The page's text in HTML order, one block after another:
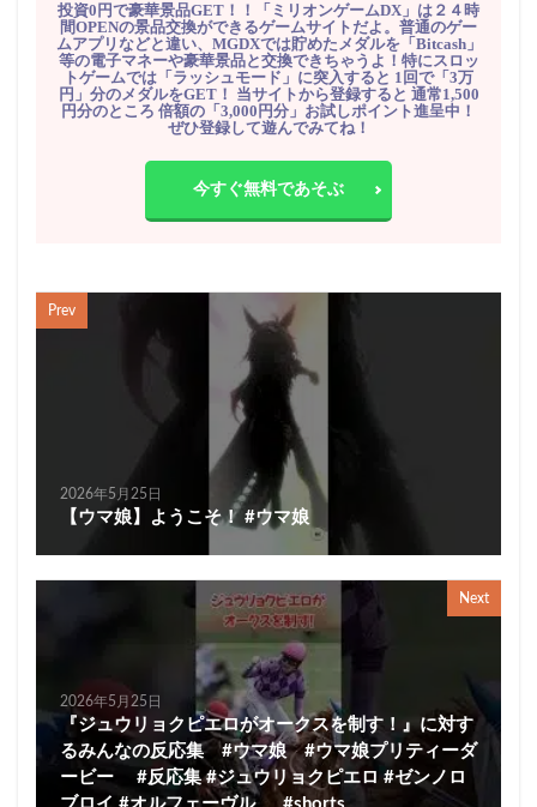
投資0円で豪華景品GET！！「ミリオンゲームDX」は２４時
間OPENの景品交換ができるゲームサイトだよ。普通のゲー
ムアプリなどと違い、MGDXでは貯めたメダルを「Bitcash」
等の電子マネーや豪華景品と交換できちゃうよ！特にスロッ
トゲームでは「ラッシュモード」に突入すると 1回で「3万
円」分のメダルをGET！ 当サイトから登録すると 通常1,500
円分のところ 倍額の「3,000円分」お試しポイント進呈中！
ぜひ登録して遊んでみてね！
今すぐ無料であそぶ
Prev
2026年5月25日
【ウマ娘】ようこそ！ #ウマ娘
Next
2026年5月25日
『ジュウリョクピエロがオークスを制す！』に対す
るみんなの反応集 #ウマ娘 #ウマ娘プリティーダ
ービー #反応集 #ジュウリョクピエロ #ゼンノロ